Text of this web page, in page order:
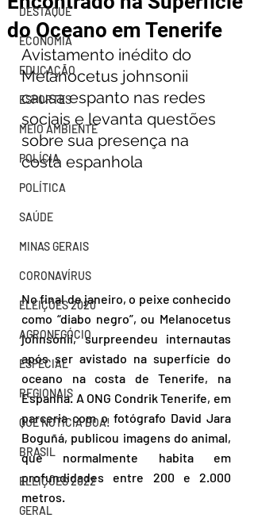
DESTAQUE
ECONOMIA
EDUCAÇÃO
ESPORTES
MEIO AMBIENTE
POLÍCIA
POLÍTICA
SAÚDE
MINAS GERAIS
CORONAVÍRUS
ELEIÇÕES 2020
AGRONEGÓCIO
ESPECIAL
REGIONAIS
QUE NOTÍCIA BOA!
BRASIL
ELEIÇÕES 2022
GERAL
do Oceano em Tenerife
Avistamento inédito do
Melanocetus johnsonii
causa espanto nas redes
sociais e levanta questões
sobre sua presença na
costa espanhola
No final de janeiro, o peixe conhecido
como “diabo negro”, ou Melanocetus
johnsonii, surpreendeu internautas
após ser avistado na superfície do
oceano na costa de Tenerife, na
Espanha. A ONG Condrik Tenerife, em
parceria com o fotógrafo David Jara
Boguñá, publicou imagens do animal,
que normalmente habita em
profundidades entre 200 e 2.000
metros.